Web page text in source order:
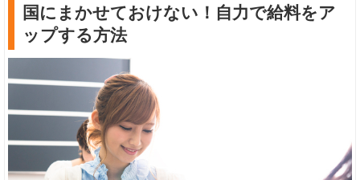
国にまかせておけない！自力で給料をア
ップする方法